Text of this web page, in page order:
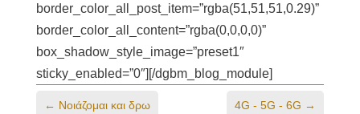
border_color_all_post_item=”rgba(51,51,51,0.29)”
border_color_all_content=”rgba(0,0,0,0)”
box_shadow_style_image=”preset1″
sticky_enabled=”0″][/dgbm_blog_module]
← Νοιάζομαι και δρω 4G - 5G - 6G →